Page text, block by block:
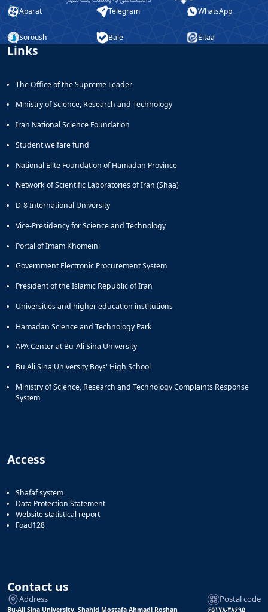
Aparat Telegram WhatsApp
Soroush Bale Eitaa
Links
The Office of the Supreme Leader
Ministry of Science, Research and Technology
Iran National Science Foundation
Student welfare fund
National Elite Foundation of Hamadan Province
Network of Scientific Laboratories of Iran (Shaa)
D-8 International University
Vice-Presidency for Science and Technology
Portal of Imam Khomeini
Government Electronic Procurement System
President of the Islamic Republic of Iran
Universities and higher education institutions
Hamadan Science and Technology Park
APA Center at Bu-Ali Sina University
Bu Ali Sina University Boys' High School
Ministry of Science, Research and Technology Complaints Response
System
Access
Shafaf system
Data Protection Statement
Website statistical report
Foad128
Contact us
Address
Bu-Ali Sina University, Shahid Mostafa Ahmadi Roshan
Postal code
۶۵۱۷۸-۳۸۶۹۵